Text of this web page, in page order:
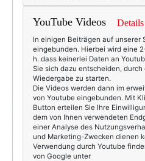
YouTube Videos Details
In einigen Beiträgen auf unserer
eingebunden. Hierbei wird eine
h. dass keinerlei Daten an
Sie sich dazu entscheiden,
Wiedergabe zu starten.
Die Videos werden dann im
von Youtube eingebunden. Mit
Button erteilen Sie Ihre
dem von Ihnen verwendeten
einer Analyse des
und Marketing-Zwecken dienen
Verwendung durch Youtube
von Google unter